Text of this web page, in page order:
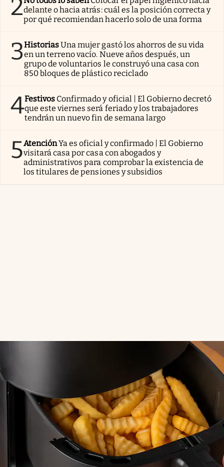
2delante o hacia atrás: cuál es la posición correcta y
por qué recomiendan hacerlo solo de una forma
3HistoriasUna mujer gastó los ahorros de su vida
en un terreno vacío. Nueve años después, un
grupo de voluntarios le construyó una casa con
850 bloques de plástico reciclado
4Festivos Confirmado y oficial | El Gobierno decretó
que este viernes será feriado y los trabajadores
tendrán un nuevo fin de semana largo
5AtenciónYa es oficial y confirmado | El Gobierno
visitará casa por casa con abogados y
administrativos para comprobar la existencia de
los titulares de pensiones y subsidios